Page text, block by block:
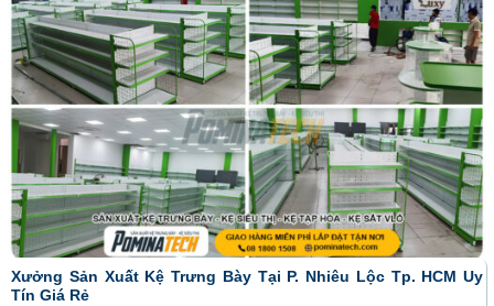
Xưởng Sản Xuất Kệ Trưng Bày Tại P. Nhiêu Lộc Tp. HCM Uy
Tín Giá Rẻ